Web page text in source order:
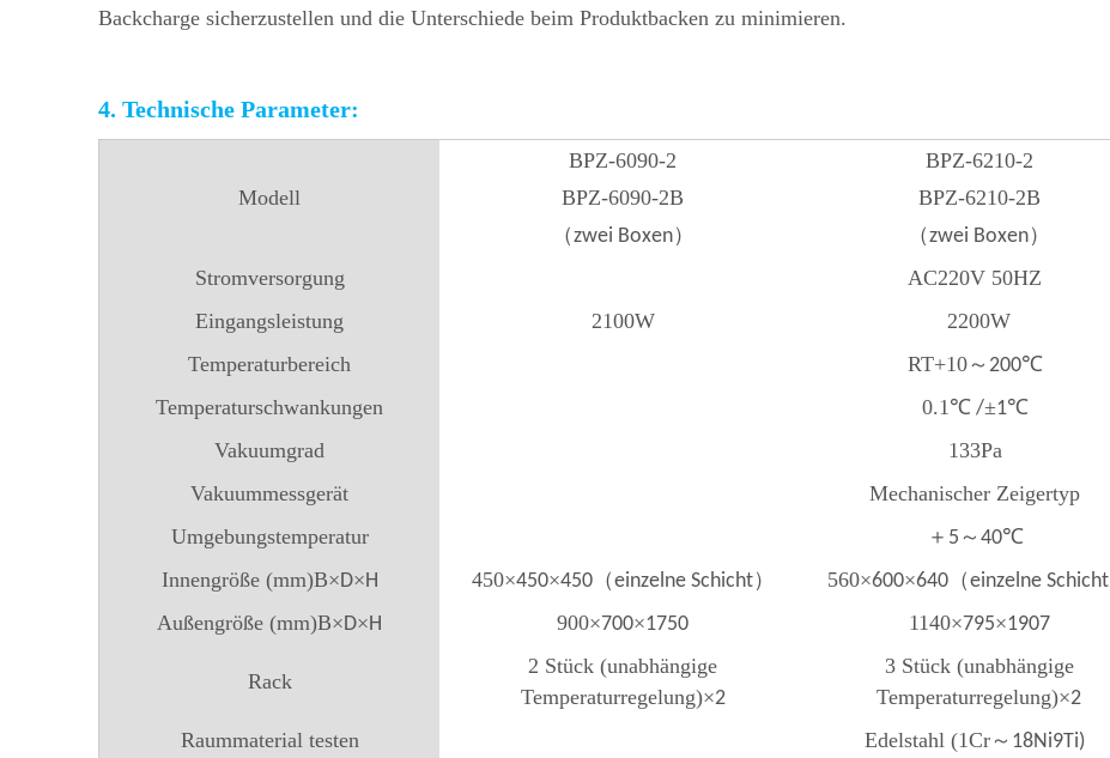
Backcharge sicherzustellen und die Unterschiede beim Produktbacken zu minimieren.
4. Technische Parameter:
Modell
BPZ-6090-2
BPZ-6090-2B
（zwei Boxen）
BPZ-6210-2
BPZ-6210-2B
（zwei Boxen）
Stromversorgung
AC220V 50HZ
Eingangsleistung
2100W 2200W
Temperaturbereich
RT+10～ 200℃
Temperaturschwankungen
0.1℃ /±1℃
Vakuumgrad
133Pa
Vakuummessgerät
Mechanischer Zeigertyp
Umgebungstemperatur
＋ 5 ～ 40℃
Innengröße (mm)B×D×H 450×450×450（einzelne Schicht） 560×600×640 （einzelne Schicht
Außengröße (mm)B×D×H 900×700×1750 1140×795×1907
Rack
2 Stück (unabhängige
Temperaturregelung)×2
3 Stück (unabhängige
Temperaturregelung)×2
Raummaterial testen Edelstahl (1Cr～ 18Ni9Ti)